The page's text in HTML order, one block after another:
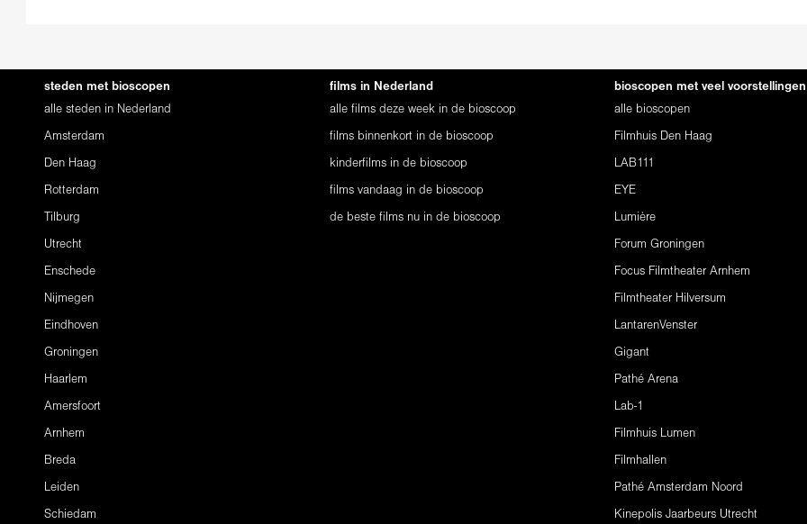
steden met bioscopen
alle steden in Nederland
Amsterdam
Den Haag
Rotterdam
Tilburg
Utrecht
Enschede
Nijmegen
Eindhoven
Groningen
Haarlem
Amersfoort
Arnhem
Breda
Leiden
Schiedam
films in Nederland
alle films deze week in de bioscoop
films binnenkort in de bioscoop
kinderfilms in de bioscoop
films vandaag in de bioscoop
de beste films nu in de bioscoop
bioscopen met veel voorstellingen
alle bioscopen
Filmhuis Den Haag
LAB111
EYE
Lumière
Forum Groningen
Focus Filmtheater Arnhem
Filmtheater Hilversum
LantarenVenster
Gigant
Pathé Arena
Lab-1
Filmhuis Lumen
Filmhallen
Pathé Amsterdam Noord
Kinepolis Jaarbeurs Utrecht